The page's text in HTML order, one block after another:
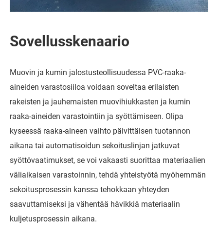
Sovellusskenaario
Muovin ja kumin jalostusteollisuudessa PVC-raaka-
aineiden varastosiiloa voidaan soveltaa erilaisten
rakeisten ja jauhemaisten muovihiukkasten ja kumin
raaka-aineiden varastointiin ja syöttämiseen. Olipa
kyseessä raaka-aineen vaihto päivittäisen tuotannon
aikana tai automatisoidun sekoituslinjan jatkuvat
syöttövaatimukset, se voi vakaasti suorittaa materiaalien
väliaikaisen varastoinnin, tehdä yhteistyötä myöhemmän
sekoitusprosessin kanssa tehokkaan yhteyden
saavuttamiseksi ja vähentää hävikkiä materiaalin
kuljetusprosessin aikana.